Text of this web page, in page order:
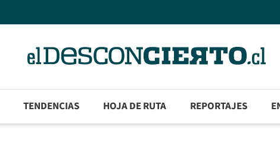
TENDENCIAS HOJA DE RUTA REPORTAJES